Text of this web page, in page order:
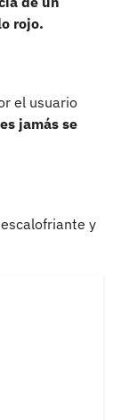
rojo.
el usuario
jamás se
y